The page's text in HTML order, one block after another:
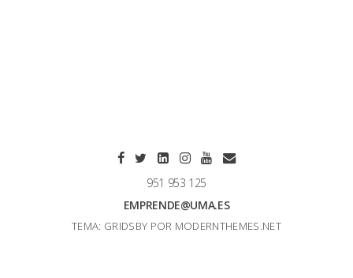
951 953 125
EMPRENDE@UMA.ES
TEMA: GRIDSBY POR MODERNTHEMES.NET